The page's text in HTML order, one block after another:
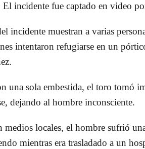
El incidente fue captado en video
incidente muestran a varias
intentaron refugiarse en un
.
una sola embestida, el toro tomó
dejando al hombre inconsciente.
medios locales, el hombre sufrió
mientras era trasladado a un